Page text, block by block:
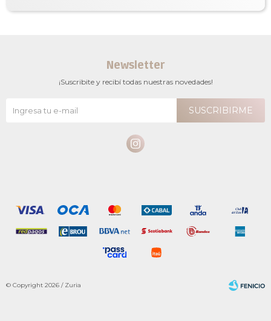
Newsletter
¡Suscribite y recibí todas nuestras novedades!
SUSCRIBIRME

© Copyright 2026 / Zuria